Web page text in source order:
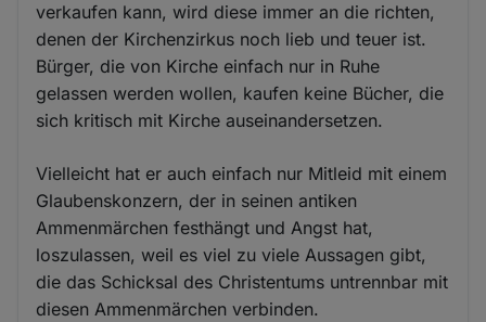
verkaufen kann, wird diese immer an die richten,
denen der Kirchenzirkus noch lieb und teuer ist.
Bürger, die von Kirche einfach nur in Ruhe
gelassen werden wollen, kaufen keine Bücher, die
sich kritisch mit Kirche auseinandersetzen.
Vielleicht hat er auch einfach nur Mitleid mit einem
Glaubenskonzern, der in seinen antiken
Ammenmärchen festhängt und Angst hat,
loszulassen, weil es viel zu viele Aussagen gibt,
die das Schicksal des Christentums untrennbar mit
diesen Ammenmärchen verbinden.